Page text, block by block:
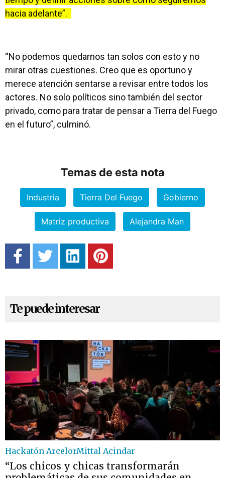
hacia adelante”.
“No podemos quedarnos tan solos con esto y no
mirar otras cuestiones. Creo que es oportuno y
merece atención sentarse a revisar entre todos los
actores. No solo políticos sino también del sector
privado, como para tratar de pensar a Tierra del Fuego
en el futuro”, culminó.
Temas de esta nota
Industria Tierra Del Fuego Gobierno
Matriz productiva Alejandra Man
Te puede interesar
Hackatón ArcelorMittal Acindar
“Los chicos y chicas transformarán